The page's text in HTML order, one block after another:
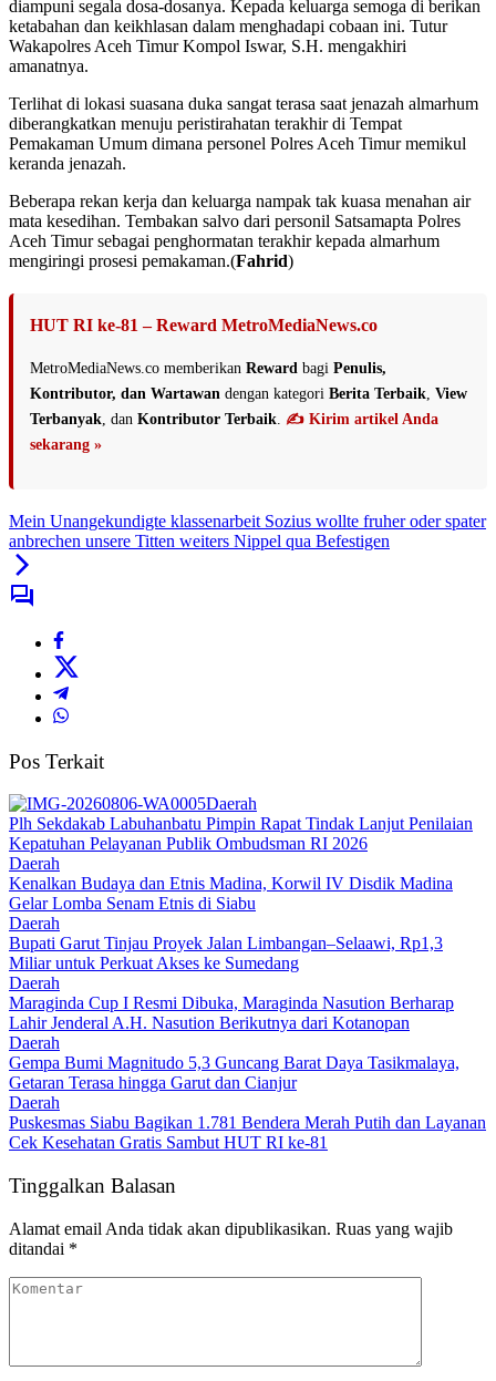
diampuni segala dosa-dosanya. Kepada keluarga semoga di berikan
ketabahan dan keikhlasan dalam menghadapi cobaan ini. Tutur
Wakapolres Aceh Timur Kompol Iswar, S.H. mengakhiri
amanatnya.
Terlihat di lokasi suasana duka sangat terasa saat jenazah almarhum
diberangkatkan menuju peristirahatan terakhir di Tempat
Pemakaman Umum dimana personel Polres Aceh Timur memikul
keranda jenazah.
Beberapa rekan kerja dan keluarga nampak tak kuasa menahan air
mata kesedihan. Tembakan salvo dari personil Satsamapta Polres
Aceh Timur sebagai penghormatan terakhir kepada almarhum
mengiringi prosesi pemakaman.(Fahrid)
HUT RI ke-81 – Reward MetroMediaNews.co
MetroMediaNews.co memberikan Reward bagi Penulis,
Kontributor, dan Wartawan dengan kategori Berita Terbaik View
Terbanyak , dan Kontributor Terbaik ✍️ Kirim artikel Anda
sekarang »
Mein Unangekundigte klassenarbeit Sozius wollte fruher oder spater
anbrechen unsere Titten weiters Nippel qua Befestigen
Pos Terkait
Daerah
Plh Sekdakab Labuhanbatu Pimpin Rapat Tindak Lanjut Penilaian
Kepatuhan Pelayanan Publik Ombudsman RI 2026
Daerah
Kenalkan Budaya dan Etnis Madina, Korwil IV Disdik Madina
Gelar Lomba Senam Etnis di Siabu
Daerah
Bupati Garut Tinjau Proyek Jalan Limbangan–Selaawi, Rp1,3
Miliar untuk Perkuat Akses ke Sumedang
Daerah
Maraginda Cup I Resmi Dibuka, Maraginda Nasution Berharap
Lahir Jenderal A.H. Nasution Berikutnya dari Kotanopan
Daerah
Gempa Bumi Magnitudo 5,3 Guncang Barat Daya Tasikmalaya,
Getaran Terasa hingga Garut dan Cianjur
Daerah
Puskesmas Siabu Bagikan 1.781 Bendera Merah Putih dan Layanan
Cek Kesehatan Gratis Sambut HUT RI ke-81
Tinggalkan Balasan
Alamat email Anda tidak akan dipublikasikan. Ruas yang wajib
ditandai *